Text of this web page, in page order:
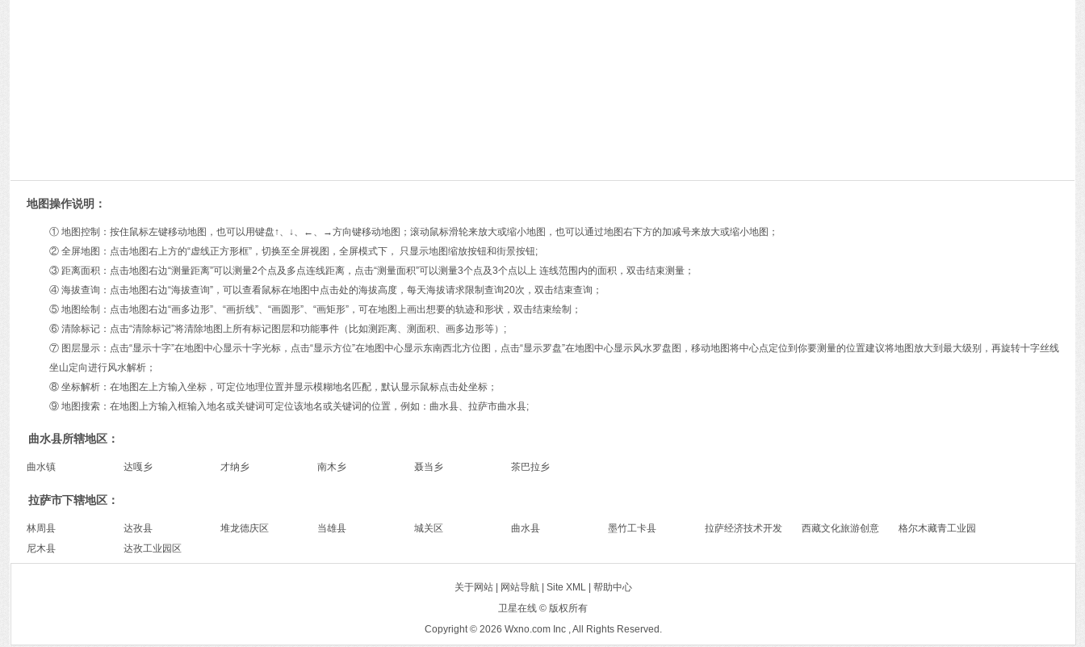
地图操作说明：
① 地图控制：按住鼠标左键移动地图，也可以用键盘↑、↓、←、→方向键移动地图；滚动鼠标滑轮来放大或缩小地图，也可以通过地图右下方的加减号来放大或缩小地图；
② 全屏地图：点击地图右上方的“虚线正方形框”，切换至全屏视图，全屏模式下， 只显示地图缩放按钮和街景按钮;
③ 距离面积：点击地图右边“测量距离”可以测量2个点及多点连线距离，点击“测量面积”可以测量3个点及3个点以上 连线范围内的面积，双击结束测量；
④ 海拔查询：点击地图右边“海拔查询”，可以查看鼠标在地图中点击处的海拔高度，每天海拔请求限制查询20次，双击结束查询；
⑤ 地图绘制：点击地图右边“画多边形”、“画折线”、“画圆形”、“画矩形”，可在地图上画出想要的轨迹和形状，双击结束绘制；
⑥ 清除标记：点击“清除标记”将清除地图上所有标记图层和功能事件（比如测距离、测面积、画多边形等）;
⑦ 图层显示：点击“显示十字”在地图中心显示十字光标，点击“显示方位”在地图中心显示东南西北方位图，点击“显示罗盘”在地图中心显示风水罗盘图，移动地图将中心点定位到你要测量的位置建议将地图放大到最大级别，再旋转十字丝线
坐山定向进行风水解析；
⑧ 坐标解析：在地图左上方输入坐标，可定位地理位置并显示模糊地名匹配，默认显示鼠标点击处坐标；
⑨ 地图搜索：在地图上方输入框输入地名或关键词可定位该地名或关键词的位置，例如：曲水县、拉萨市曲水县;
曲水县所辖地区：
曲水镇 达嘎乡 才纳乡 南木乡 聂当乡 茶巴拉乡
拉萨市下辖地区：
林周县 达孜县 堆龙德庆区 当雄县 城关区 曲水县 墨竹工卡县
拉萨经济技术开发
西藏文化旅游创意
格尔木藏青工业园
尼木县 达孜工业园区
关于网站 | 网站导航| Site XML| 帮助中心
卫星在线 © 版权所有
Copyright © 2026 Wxno.com Inc , All Rights Reserved.